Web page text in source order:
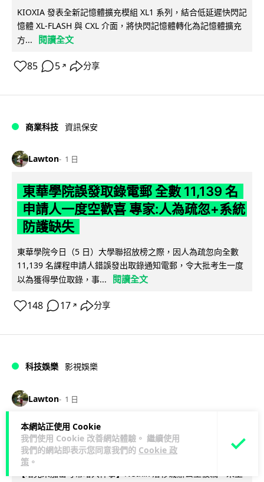
本網站正使用 Cookie
我們使用 Cookie 改善網站體驗。 繼續使用
我們的網站即表示您同意我們的 Cookie 政
策 。
KIOXIA 發表全新記憶體擴充模組 XL1 系列，結合低延遲快閃記
憶體 XL-FLASH 與 CXL 介面，將快閃記憶體轉化為記憶體擴充
方...
閱讀全文
85 5 ↗ 分享
商業科技 資訊保安
Lawton 1 日
東華學院誤發取錄電郵 全數 11,139 名
申請人一度空歡喜 專家:人為疏忽+系統
防護缺失
東華學院今日（5 日）大學聯招放榜之際，因人為疏忽向全數
11,139 名課程申請人錯誤發出取錄通知電郵，令大批考生一度
以為獲得學位取錄，事...
閱讀全文
148 17 ↗ 分享
科技娛樂 影視娛樂
Lawton 1 日
Nicolas Cage 主演未上映電影 Netflix
遺失未加密母帶 被索償 8.19 億港元
【唔見未加密母帶咁大件事】Netflix 洛杉磯辦公室被竊，未上